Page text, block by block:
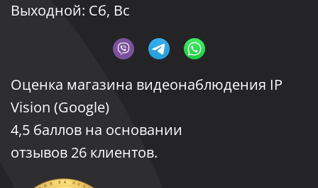
Выходной: Сб, Вс
Oценка магазина видеонаблюдения IP
Vision (Google)
4,5 баллов на основании
отзывов 26 клиентов.